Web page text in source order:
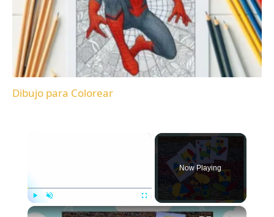
Dibujo para Colorear
Unmute
Now Playing
×